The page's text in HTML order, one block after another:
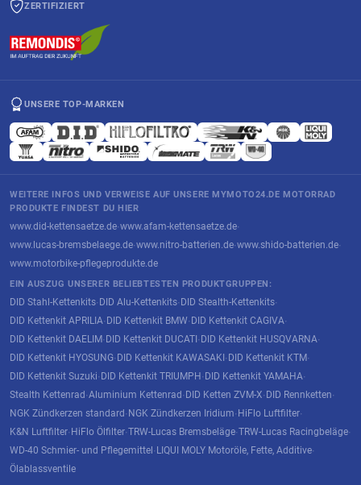
ZERTIFIZIERT
UNSERE TOP-MARKEN
WEITERE INFOS UND VERWEISE AUF UNSERE MYMOTO24.DE MOTORRAD
PRODUKTE FINDEST DU HIER
www.did-kettensaetze.de·www.afam-kettensaetze.de·
www.lucas-bremsbelaege.de·www.nitro-batterien.de·www.shido-batterien.de·
www.motorbike-pflegeprodukte.de
EIN AUSZUG UNSERER BELIEBTESTEN PRODUKTGRUPPEN:
DID Stahl-Kettenkits· DID Alu-Kettenkits· DID Stealth-Kettenkits·
DID Kettenkit APRILIA· DID Kettenkit BMW· DID Kettenkit CAGIVA·
DID Kettenkit DAELIM· DID Kettenkit DUCATI· DID Kettenkit HUSQVARNA·
DID Kettenkit HYOSUNG· DID Kettenkit KAWASAKI· DID Kettenkit KTM·
DID Kettenkit Suzuki· DID Kettenkit TRIUMPH· DID Kettenkit YAMAHA·
Stealth Kettenrad·Aluminium Kettenrad· DID Ketten ZVM-X· DID Rennketten·
NGK Zündkerzen standard· NGK Zündkerzen Iridium· HiFlo Luftfilter·
K&N Luftfilter· HiFlo Ölfilter·TRW-Lucas Bremsbeläge·TRW-Lucas Racingbeläge·
WD-40 Schmier- und Pflegemittel· LIQUI MOLY Motoröle, Fette, Additive·
Ölablassventile